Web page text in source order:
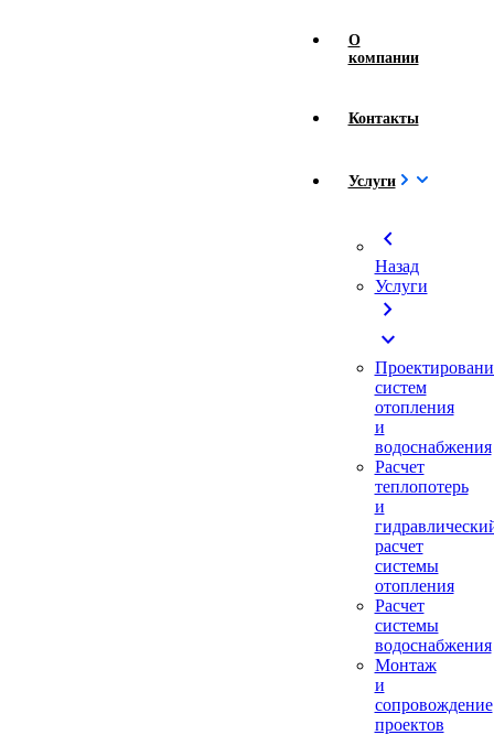
О
компании
Контакты
Услуги
chevron_left
Назад
Услуги
chevron_right
expand_more
систем
отопления
и
водоснабжения
Расчет
теплопотерь
и
расчет
системы
отопления
Расчет
системы
водоснабжения
Монтаж
и
сопровождение
проектов